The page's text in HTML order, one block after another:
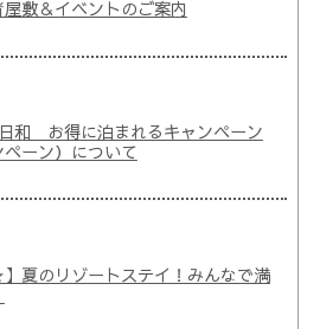
敷＆イベントのご案内
和 お得に泊まれるキャンペーン
ペーン）について
夏のリゾートステイ！みんなで満